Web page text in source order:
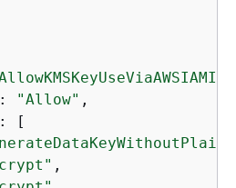
"Allow" ,
[
,